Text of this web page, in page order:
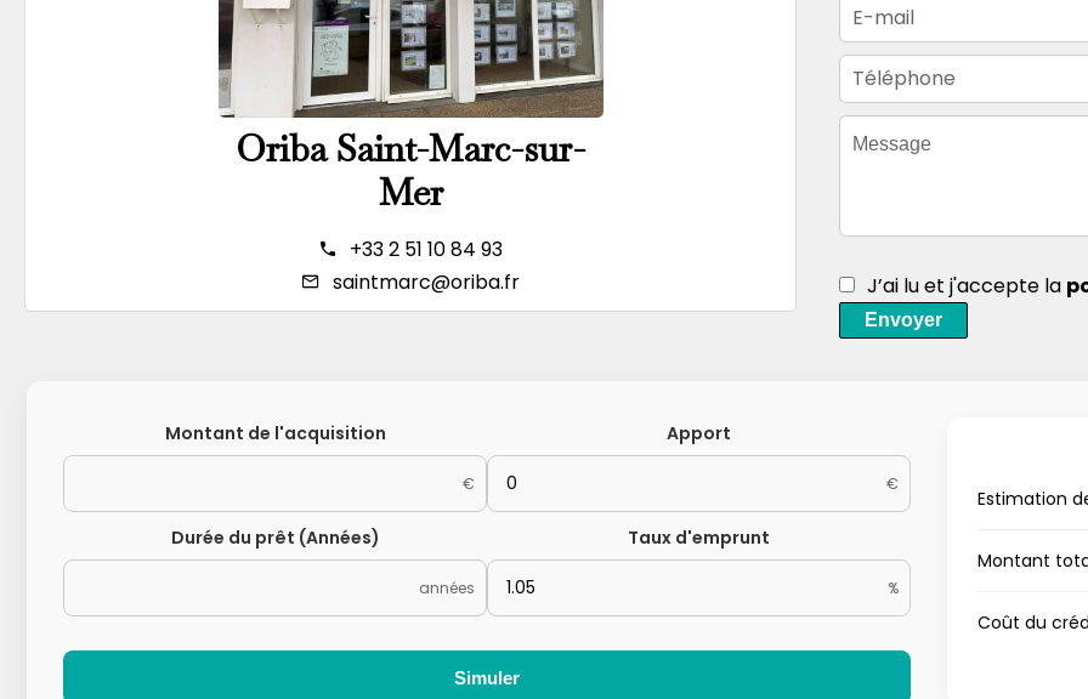
Oriba Saint-Marc-sur-
Mer
+33 2 51 10 84 93
saintmarc@oriba.fr
J’ai lu et j'accepte la
Envoyer
Montant de l'acquisition
€
Apport
€
Durée du prêt (Années)
années
Taux d'emprunt
%
Simuler
Estimation
Montant
Coût du